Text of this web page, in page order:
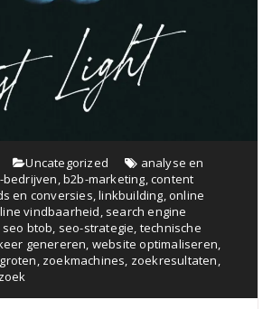
Uncategorized
analyse en
bedrijven,b2b-marketing,content
en conversies,linkbuilding,online
vindbaarheid, search engine
seo btob, seo-strategie, technische
genereren, website optimaliseren,
, zoekmachines, zoekresultaten,